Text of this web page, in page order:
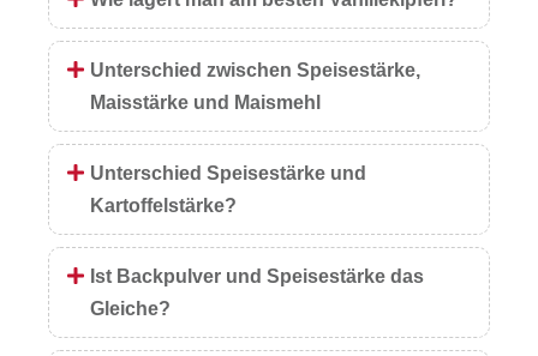
Unterschied zwischen Speisestärke,
Maisstärke und Maismehl
Unterschied Speisestärke und
Kartoffelstärke?
Ist Backpulver und Speisestärke das
Gleiche?